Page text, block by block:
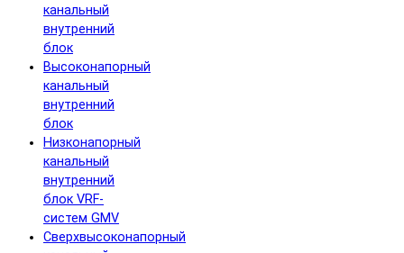
канальный
внутренний
блок
Высоконапорный
канальный
внутренний
блок
Низконапорный
канальный
внутренний
блок VRF-
систем GMV
Сверхвысоконапорный